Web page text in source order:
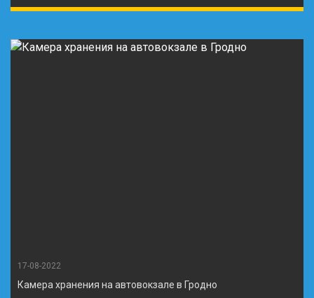
17-08-2022
Камера хранения на автовокзале в Гродно